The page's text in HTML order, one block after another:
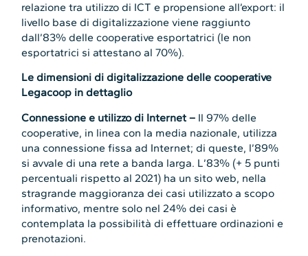
relazione tra utilizzo di ICT e propensione all’export: il
livello base di digitalizzazione viene raggiunto
dall’83% delle cooperative esportatrici (le non
esportatrici si attestano al 70%).
Le dimensioni di digitalizzazione delle cooperative
Legacoop in dettaglio
Connessione e utilizzo di Internet – Il 97% delle
cooperative, in linea con la media nazionale, utilizza
una connessione fissa ad Internet; di queste, l’89%
si avvale di una rete a banda larga. L’83% (+ 5 punti
percentuali rispetto al 2021) ha un sito web, nella
stragrande maggioranza dei casi utilizzato a scopo
informativo, mentre solo nel 24% dei casi è
contemplata la possibilità di effettuare ordinazioni e
prenotazioni.